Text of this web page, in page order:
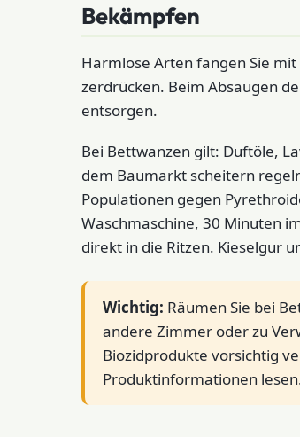
Bekämpfen
Harmlose Arten fangen Sie
zerdrücken. Beim Absaugen
entsorgen.
Bei Bettwanzen gilt: Duftöle,
dem Baumarkt scheitern
Populationen gegen
Waschmaschine, 30 Minuten
direkt in die Ritzen. Kieselgur
Wichtig: Räumen Sie bei
andere Zimmer oder zu
Biozidprodukte vorsichtig
Produktinformationen